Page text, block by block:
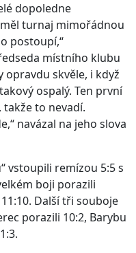
dopoledne
turnaj mimořádnou
postoupí,“
místního klubu
opravdu skvěle, i když
ospalý. Ten první
takže to nevadí.
navázal na jeho slova
vstoupili remízou 5:5 s
boji porazili
Další tři souboje
porazili 10:2, Barybu